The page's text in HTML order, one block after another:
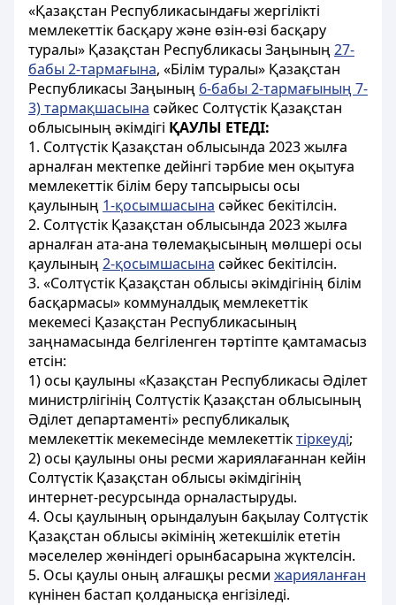
«Қазақстан Республикасындағы жергілікті
мемлекеттік басқару және өзін-өзі басқару
туралы» Қазақстан Республикасы Заңының27-
бабы 2-тармағына, «Бiлiм туралы» Қазақстан
Республикасы Заңының 6-бабы 2-тармағының 7-
3) тармақшасына сәйкес Солтүстік Қазақстан
облысының әкімдігі ҚАУЛЫ ЕТЕДІ:
1. Солтүстік Қазақстан облысында 2023 жылға
арналған мектепке дейінгі тәрбие мен оқытуға
мемлекеттік білім беру тапсырысы осы
қаулының 1-қосымшасына сәйкес бекітілсін.
2. Солтүстік Қазақстан облысында 2023 жылға
арналған ата-ана төлемақысының мөлшері осы
қаулының2-қосымшасына сәйкес бекітілсін.
3. «Солтүстік Қазақстан облысы әкімдігінің білім
басқармасы» коммуналдық мемлекеттік
мекемесі Қазақстан Республикасының
заңнамасында белгіленген тәртіпте қамтамасыз
етсін:
1) осы қаулыны «Қазақстан Республикасы Әділет
министрлігінің Солтүстік Қазақстан облысының
Әділет департаменті» республикалық
мемлекеттік мекемесінде мемлекеттіктіркеуді;
2) осы қаулыны оны ресми жариялағаннан кейін
Солтүстік Қазақстан облысы әкімдігінің
интернет-ресурсында орналастыруды.
4. Осы қаулының орындалуын бақылау Солтүстік
Қазақстан облысы әкімінің жетекшілік ететін
мәселелер жөніндегі орынбасарына жүктелсін.
5. Осы қаулы оның алғашқы ресми жарияланған
күнінен бастап қолданысқа енгізіледі.